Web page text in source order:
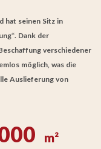
hat seinen Sitz in
Dank der
verschiedener
möglich, was die
Auslieferung von
m²